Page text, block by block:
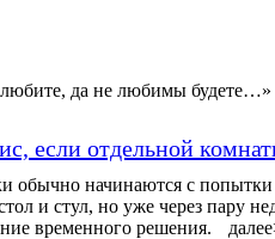
любите, да не любимы будете…»
если отдельной
обычно начинаются с попытки
и стул, но уже через пару
временного решения.